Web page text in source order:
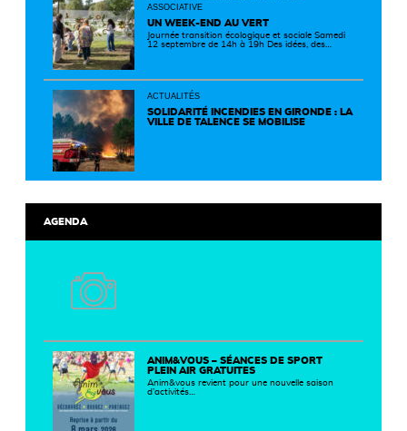
ASSOCIATIVE
UN WEEK-END AU VERT
Journée transition écologique et sociale Samedi
12 septembre de 14h à 19h Des idées, des
un territoire plus durable et solidaire.
ACTUALITÉS
SOLIDARITÉ INCENDIES EN GIRONDE : LA
VILLE DE TALENCE SE MOBILISE
AGENDA
ANIM&VOUS – SÉANCES DE SPORT
PLEIN AIR GRATUITES
Anim&vous revient pour une nouvelle saison
d’activités…